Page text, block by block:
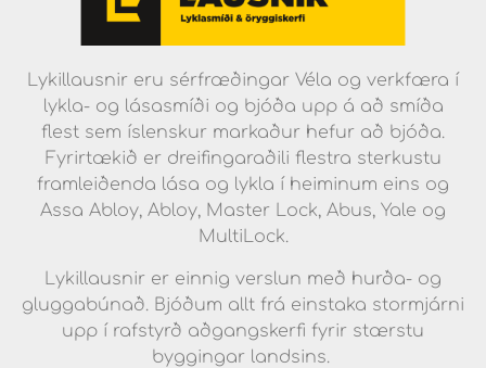
Lykillausnir eru sérfræðingar Véla og verkfæra í
lykla- og lásasmíði og bjóða upp á að smíða
flest sem íslenskur markaður hefur að bjóða.
Fyrirtækið er dreifingaraðili flestra sterkustu
framleiðenda lása og lykla í heiminum eins og
Assa Abloy, Abloy, Master Lock, Abus, Yale og
MultiLock.
Lykillausnir er einnig verslun með hurða- og
gluggabúnað. Bjóðum allt frá einstaka stormjárni
upp í rafstyrð aðgangskerfi fyrir stærstu
byggingar landsins.